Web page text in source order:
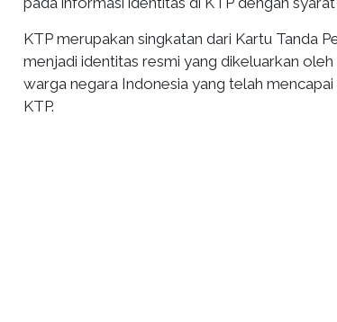
KTP merupakan singkatan dari Kartu Tanda
menjadi identitas resmi yang dikeluarkan
warga negara Indonesia yang telah mencapai
KTP.